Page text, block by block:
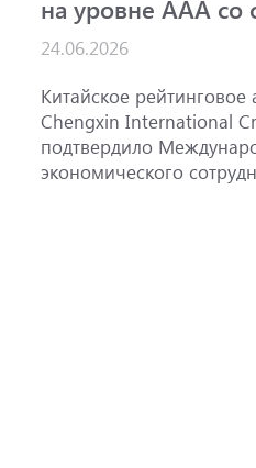
на уровне AAA со
прогнозом
24.06.2026
Китайское рейтинговое
Chengxin International
подтвердило
экономического